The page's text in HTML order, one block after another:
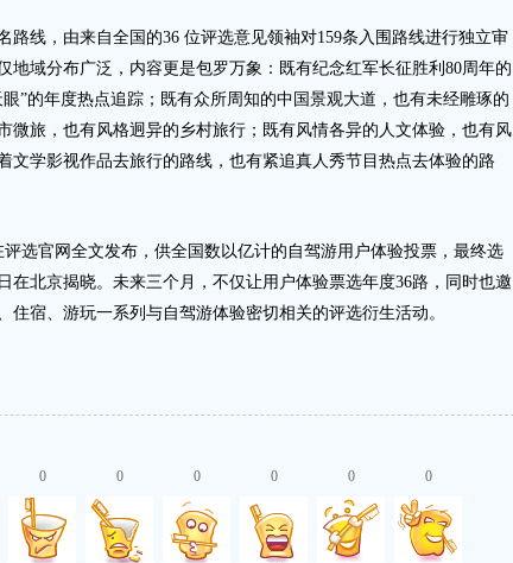
线，由来自全国的36 位评选意见领袖对159条入围路线进行独立审
地域分布广泛，内容更是包罗万象：既有纪念红军长征胜利80周年的
”的年度热点追踪；既有众所周知的中国景观大道，也有未经雕琢的
微旅，也有风格迥异的乡村旅行；既有风情各异的人文体验，也有风
文学影视作品去旅行的路线，也有紧追真人秀节目热点去体验的路
官网全文发布，供全国数以亿计的自驾游用户体验投票，最终选
在北京揭晓。未来三个月，不仅让用户体验票选年度36路，同时也邀
住宿、游玩一系列与自驾游体验密切相关的评选衍生活动。
0 0 0 0 0 0